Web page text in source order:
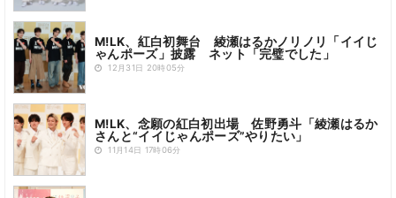
M!LK、紅白初舞台 綾瀬はるかノリノリ「イイじ
ゃんポーズ」披露 ネット「完璧でした」
12月31日 20時05分
M!LK、念願の紅白初出場 佐野勇斗「綾瀬はるか
さんと“イイじゃんポーズ”やりたい」
11月14日 17時06分